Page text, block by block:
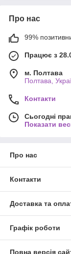
Про нас
99%
Працює з
м. Полтава
Полтава,
Контакти
Сьогодні
Показати
Про нас
Контакти
Доставка та
Графік роботи
Повна версія